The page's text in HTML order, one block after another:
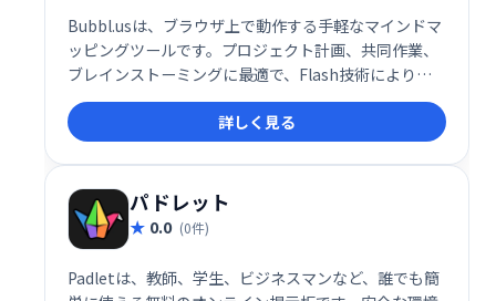
Bubbl.usは、ブラウザ上で動作する手軽なマインドマ
ッピングツールです。プロジェクト計画、共同作業、
ブレインストーミングに最適で、Flash技術によりク
ライアントソフト不要、費用を抑え効率的な作業を実
現します。直感的な操作で自由な発想を可視化し、ア
イデアの整理や共有をスムーズに行えます。
詳しく見る
パドレット
0.0 (0件)
Padletは、教師、学生、ビジネスマンなど、誰でも簡